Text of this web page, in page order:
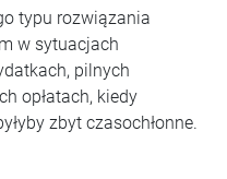
typu rozwiązania
w sytuacjach
pilnych
opłatach, kiedy
zbyt czasochłonne.